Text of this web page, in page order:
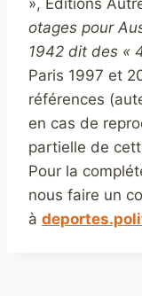
», Editions
otages pour
1942 dit des «
Paris 1997 et
références
en cas de
partielle de
Pour la
nous faire un
à